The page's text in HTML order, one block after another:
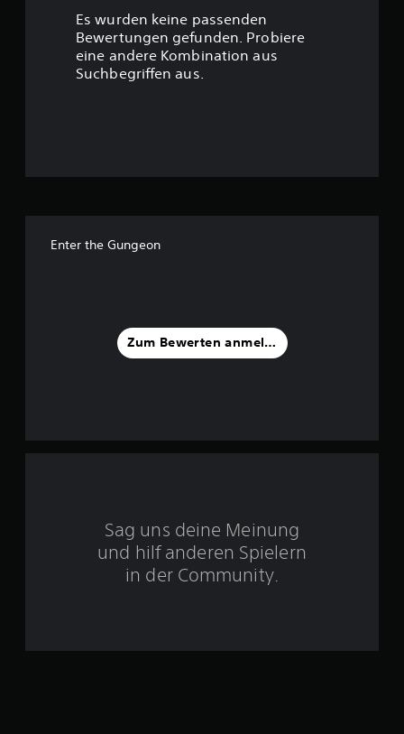
:
4
5
Es wurden keine passenden
Bewertungen gefunden. Probiere
eine andere Kombination aus
Suchbegriffen aus.
Enter the Gungeon
Zum Bewerten anmelden
Sag uns deine Meinung
und hilf anderen Spielern
in der Community.